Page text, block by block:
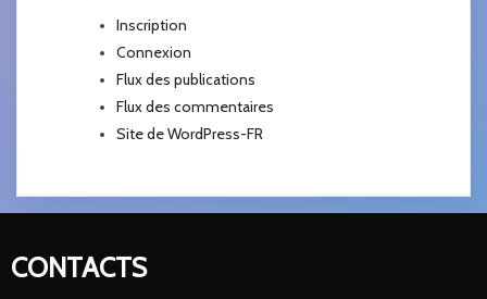
Inscription
Connexion
Flux des publications
Flux des commentaires
Site de WordPress-FR
CONTACTS